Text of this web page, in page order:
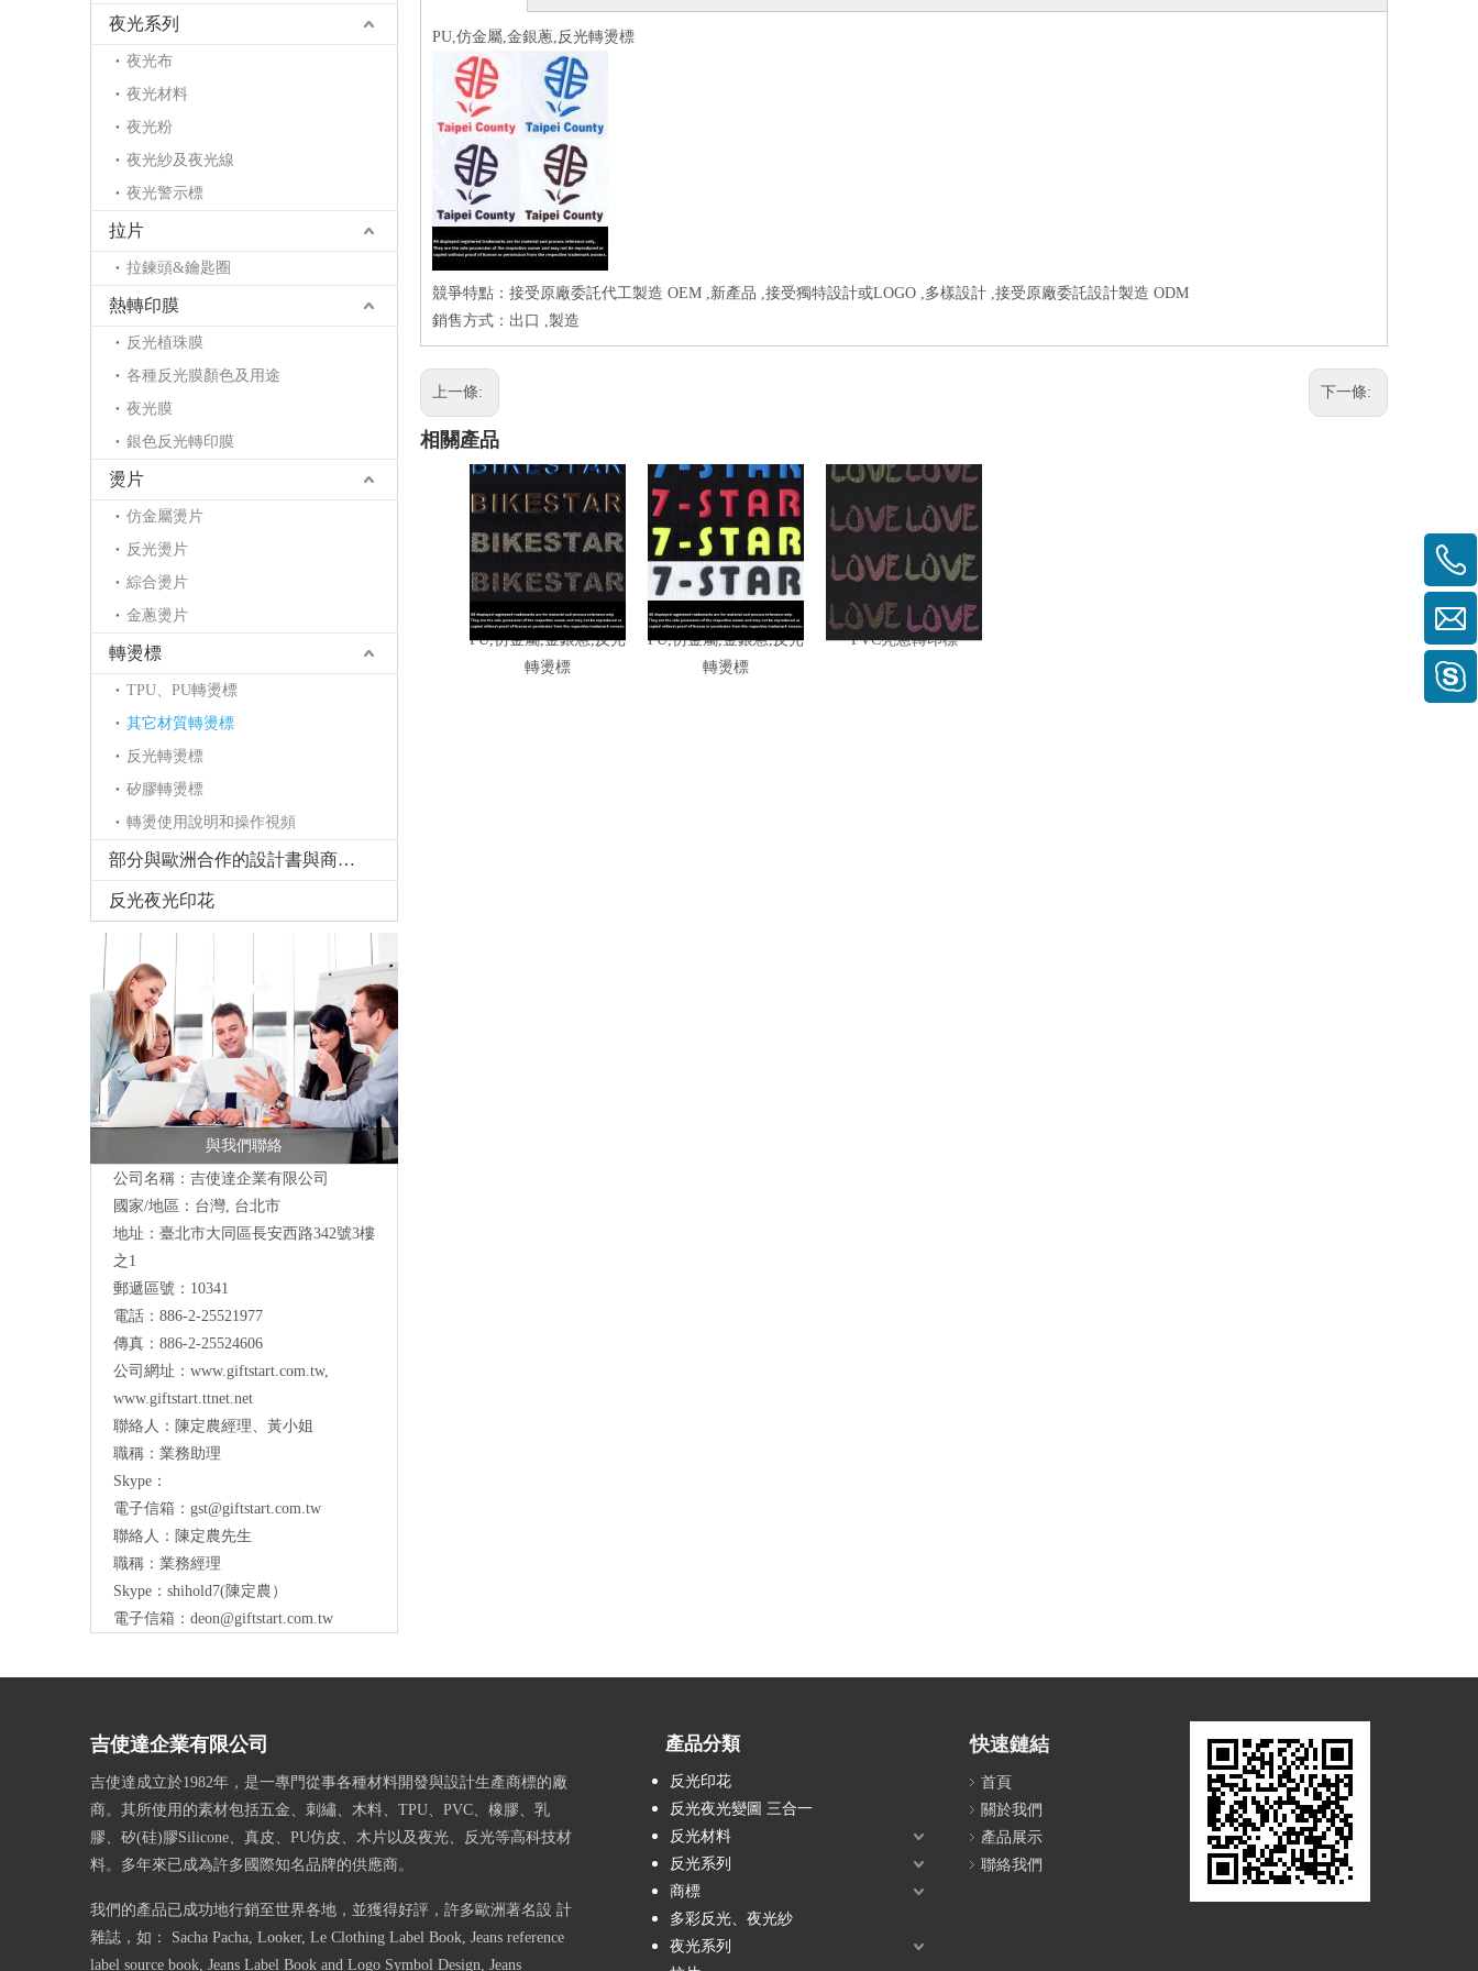
夜光系列
夜光布
夜光材料
夜光粉
夜光紗及夜光線
夜光警示標
拉片
拉鍊頭&鑰匙圈
熱轉印膜
反光植珠膜
各種反光膜顏色及用途
夜光膜
銀色反光轉印膜
燙片
仿金屬燙片
反光燙片
綜合燙片
金蔥燙片
轉燙標
TPU、PU轉燙標
其它材質轉燙標
反光轉燙標
矽膠轉燙標
轉燙使用說明和操作視頻
部分與歐洲合作的設計書與商標書
反光夜光印花
與我們聯絡
公司名稱：吉使達企業有限公司
國家/地區：台灣, 台北市
地址：臺北市大同區長安西路342號3樓
之1
郵遞區號：10341
電話：886-2-25521977
傳真：886-2-25524606
公司網址： www.giftstart.com.tw,
www.giftstart.ttnet.net
聯絡人：陳定農經理、黃小姐
職稱：業務助理
Skype：
電子信箱： gst@giftstart.com.tw
聯絡人：陳定農先生
職稱：業務經理
Skype：shihold7(陳定農）
電子信箱： deon@giftstart.com.tw
PU,仿金屬,金銀蔥,反光轉燙標
競爭特點：接受原廠委託代工製造 OEM ,新產品 ,接受獨特設計或LOGO ,多樣設計 ,接受原廠委託設計製造 ODM
銷售方式：出口 ,製造
上一條: 下一條:
相關產品
PU,仿金屬,金銀蔥,反光
轉燙標
PU,仿金屬,金銀蔥,反光
轉燙標
PVC亮蔥轉印標
吉使達企業有限公司
吉使達成立於1982年，是一專門從事各種材料開發與設計生產商標的廠
商。其所使用的素材包括五金、刺繡、木料、TPU、PVC、橡膠、乳
膠、矽(硅)膠Silicone、真皮、PU仿皮、木片以及夜光、反光等高科技材
料。多年來已成為許多國際知名品牌的供應商。
我們的產品已成功地行銷至世界各地，並獲得好評，許多歐洲著名設 計
雜誌，如： Sacha Pacha, Looker, Le Clothing Label Book, Jeans reference
label source book, Jeans Label Book and Logo Symbol Design, Jeans
產品分類
反光印花
反光夜光變圖 三合一
反光材料
反光系列
商標
多彩反光、夜光紗
夜光系列
快速鏈結
首頁
關於我們
產品展示
聯絡我們